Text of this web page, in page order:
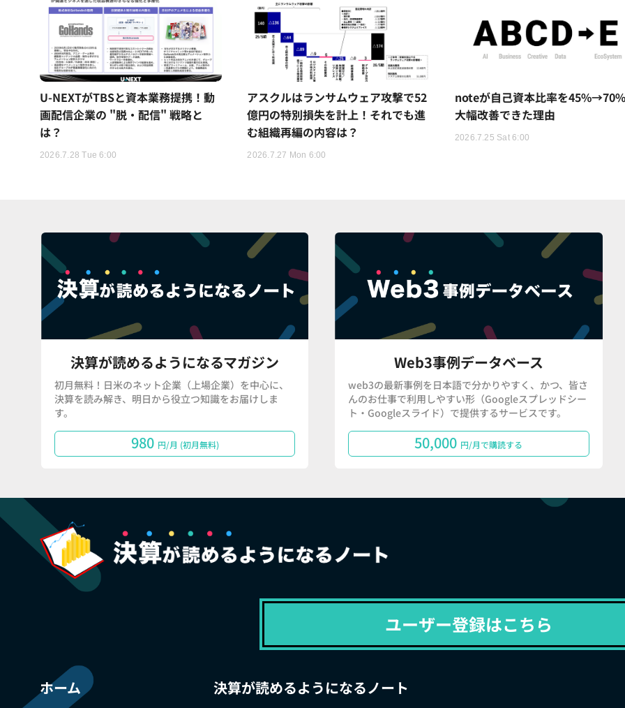
U-NEXTがTBSと資本業務提携！動
画配信企業の "脱・配信" 戦略と
は？
2026.7.28 Tue 6:00
アスクルはランサムウェア攻撃で52
億円の特別損失を計上！それでも進
む組織再編の内容は？
2026.7.27 Mon 6:00
noteが自己資本比率を
大幅改善できた理由
2026.7.25 Sat 6:00
決算が読めるようになるマガジン
初月無料！日米のネット企業（上場企業）を中心に、
決算を読み解き、明日から役立つ知識をお届けしま
す。
980 円/月 (初月無料)
Web3事例データベース
web3の最新事例を日本語で分かりやすく、かつ、皆さ
んのお仕事で利用しやすい形（Googleスプレッドシー
ト・Googleスライド）で提供するサービスです。
50,000 円/月で購読する
ユーザー登録はこちら
ホーム 決算が読めるようになるノート